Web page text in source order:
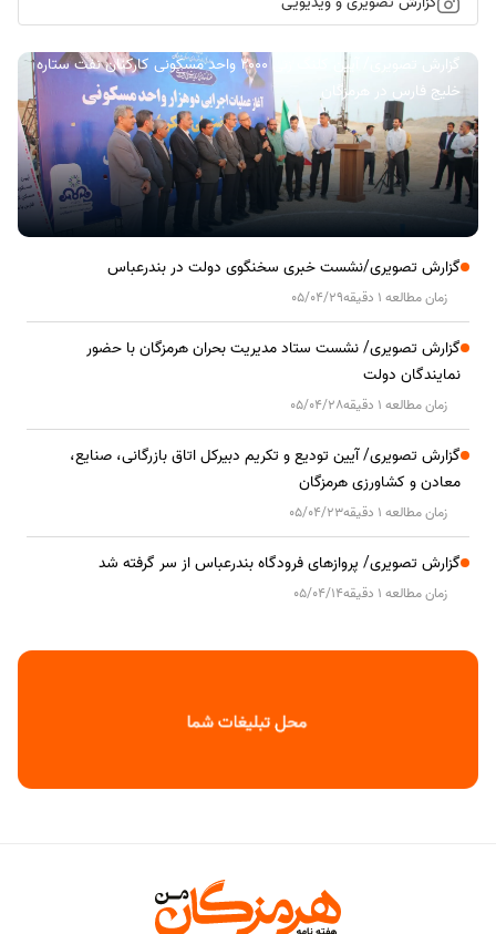
گزارش تصویری/ آیین کلنگ زنی ۲۰۰۰ واحد مسکونی کارکنان نفت ستاره
خلیج فارس در هرمزگان
گزارش تصویری/نشست خبری سخنگوی دولت در بندرعباس
زمان مطالعه 1 دقیقه 05/04/29
گزارش تصویری/ نشست ستاد مدیریت بحران هرمزگان با حضور
نمایندگان دولت
زمان مطالعه 1 دقیقه 05/04/28
گزارش تصویری/ آیین تودیع و تکریم دبیرکل اتاق بازرگانی، صنایع،
معادن و کشاورزی هرمزگان
زمان مطالعه 1 دقیقه 05/04/23
گزارش تصویری/ پروازهای فرودگاه بندرعباس از سر گرفته شد
زمان مطالعه 1 دقیقه 05/04/14